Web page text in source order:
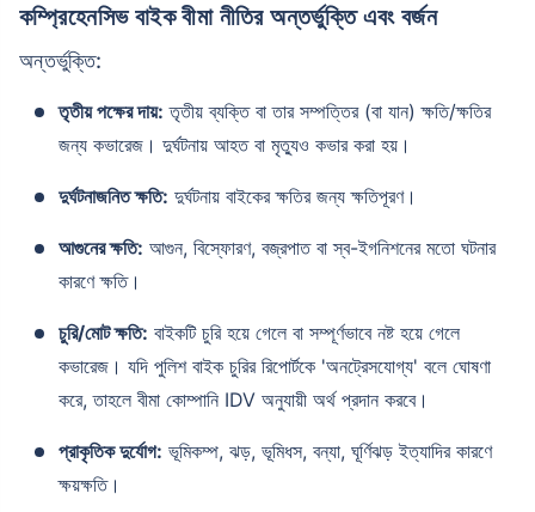
কম্প্রিহেনসিভ বাইক বীমা নীতির অন্তর্ভুক্তি এবং বর্জন
অন্তর্ভুক্তি:
তৃতীয় পক্ষের দায়: তৃতীয় ব্যক্তি বা তার সম্পত্তির (বা যান) ক্ষতি/ক্ষতির
জন্য কভারেজ। দুর্ঘটনায় আহত বা মৃত্যুও কভার করা হয়।
দুর্ঘটনাজনিত ক্ষতি: দুর্ঘটনায় বাইকের ক্ষতির জন্য ক্ষতিপূরণ।
আগুনের ক্ষতি: আগুন, বিস্ফোরণ, বজ্রপাত বা স্ব-ইগনিশনের মতো ঘটনার
কারণে ক্ষতি।
চুরি/মোট ক্ষতি: বাইকটি চুরি হয়ে গেলে বা সম্পূর্ণভাবে নষ্ট হয়ে গেলে
কভারেজ। যদি পুলিশ বাইক চুরির রিপোর্টকে 'অনট্রেসযোগ্য' বলে ঘোষণা
করে, তাহলে বীমা কোম্পানি IDV অনুযায়ী অর্থ প্রদান করবে।
প্রাকৃতিক দুর্যোগ: ভূমিকম্প, ঝড়, ভূমিধস, বন্যা, ঘূর্ণিঝড় ইত্যাদির কারণে
ক্ষয়ক্ষতি।